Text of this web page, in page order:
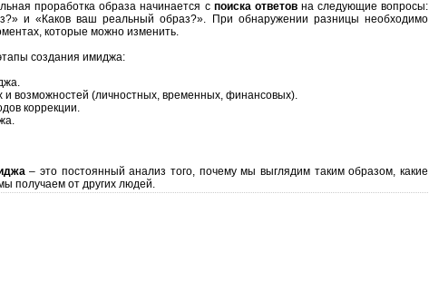
проработка образа начинается с поиска ответовна следующие вопросы:
и «Каков ваш реальный образ?». При обнаружении разницы необходимо
которые можно изменить.
создания имиджа:
возможностей (личностных, временных, финансовых).
коррекции.
– это постоянный анализ того, почему мы выглядим таким образом, какие
получаем от других людей.